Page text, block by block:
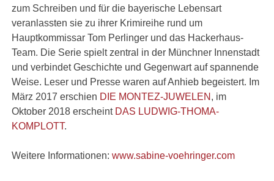
zum Schreiben und für die bayerische Lebensart
veranlassten sie zu ihrer Krimireihe rund um
Hauptkommissar Tom Perlinger und das Hackerhaus-
Team. Die Serie spielt zentral in der Münchner Innenstadt
und verbindet Geschichte und Gegenwart auf spannende
Weise. Leser und Presse waren auf Anhieb begeistert. Im
März 2017 erschien DIE MONTEZ-JUWELEN , im
Oktober 2018 erscheint DAS LUDWIG-THOMA-
KOMPLOTT.
Weitere Informationen:www.sabine-voehringer.com